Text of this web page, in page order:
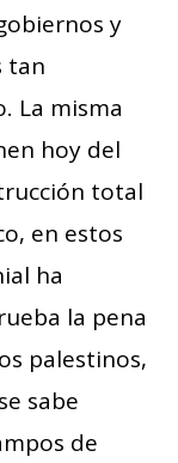
y
tan
La misma
hoy del
total
en estos
ha
la pena
palestinos,
sabe
de